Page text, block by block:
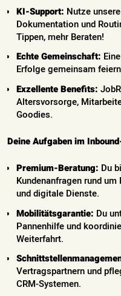
KI-Support: Nutze
Dokumentation und
Tippen, mehr Beraten!
Echte Gemeinschaft:
Erfolge gemeinsam
Exzellente Benefits:
Altersvorsorge,
Goodies.
Deine Aufgaben im
Premium-Beratung: Du
Kundenanfragen rund
und digitale Dienste.
Mobilitätsgarantie: Du
Pannenhilfe und
Weiterfahrt.
Vertragspartnern und
CRM-Systemen.